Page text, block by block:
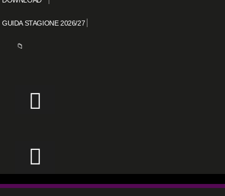
GUIDA STAGIONE 2026/27
📁